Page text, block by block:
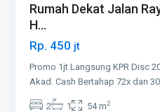
Rumah Dekat Jalan
H...
Rp. 450 jt
Promo 1jt Langsung KPR Disc
Akad. Cash Bertahap 72x dan
2 1 54 m2